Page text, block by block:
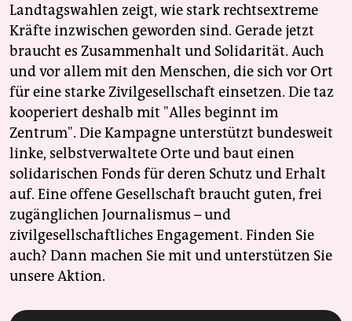
Landtagswahlen zeigt, wie stark rechtsextreme
Kräfte inzwischen geworden sind. Gerade jetzt
braucht es Zusammenhalt und Solidarität. Auch
und vor allem mit den Menschen, die sich vor Ort
für eine starke Zivilgesellschaft einsetzen. Die taz
kooperiert deshalb mit "Alles beginnt im
Zentrum". Die Kampagne unterstützt bundesweit
linke, selbstverwaltete Orte und baut einen
solidarischen Fonds für deren Schutz und Erhalt
auf. Eine offene Gesellschaft braucht guten, frei
zugänglichen Journalismus – und
zivilgesellschaftliches Engagement. Finden Sie
auch? Dann machen Sie mit und unterstützen Sie
unsere Aktion.